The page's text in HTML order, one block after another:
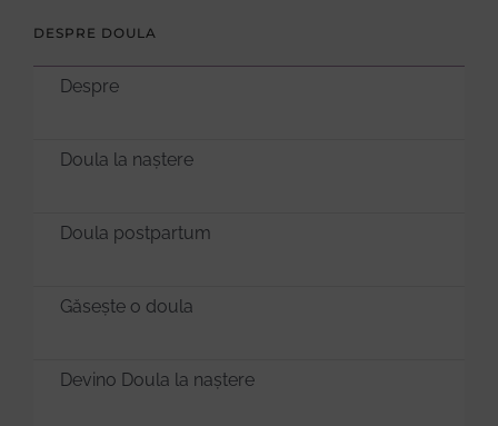
DESPRE DOULA
Despre
Doula la naștere
Doula postpartum
Găsește o doula
Devino Doula la naștere